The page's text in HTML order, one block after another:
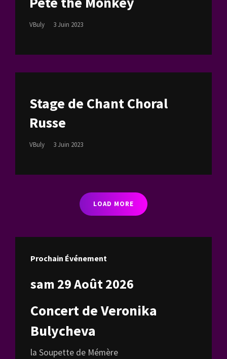
VBuly
Posted
3 Juin 2023
Stage de Chant Choral
Russe
VBuly
Posted
3 Juin 2023
LOAD MORE
Prochain Événement
sam 29 Août 2026
Concert de Veronika
Bulycheva
la Soupette de Mémère